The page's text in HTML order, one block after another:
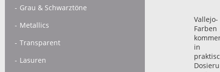
Grau & Schwarztöne
Metallics
Transparent
Lasuren
Vallejo-
Farben
in